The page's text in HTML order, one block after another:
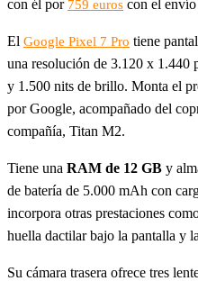
con él por 759 euros con el
El Google Pixel 7 Pro tiene
una resolución de 3.120 x 1.440
y 1.500 nits de brillo. Monta el
por Google, acompañado del
compañía, Titan M2.
Tiene una RAM de 12 GB y
de batería de 5.000 mAh con
incorpora otras prestaciones
huella dactilar bajo la pantalla y
Su cámara trasera ofrece tres